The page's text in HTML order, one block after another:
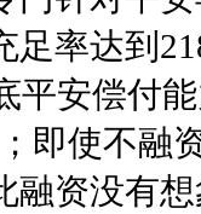
足率达到
平安偿付
即使不融
融资没有